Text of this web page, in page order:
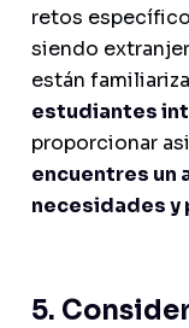
retos
siendo
están
estudiantes
proporcionar
encuentres un
necesidades y
5.